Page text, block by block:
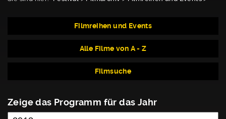
Filmreihen und Events
Alle Filme von A - Z
Filmsuche
Zeige das Programm für das Jahr